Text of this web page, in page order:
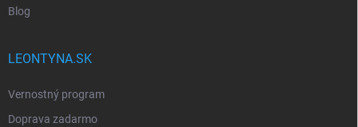
Blog
LEONTYNA.SK
Vernostný program
Doprava zadarmo